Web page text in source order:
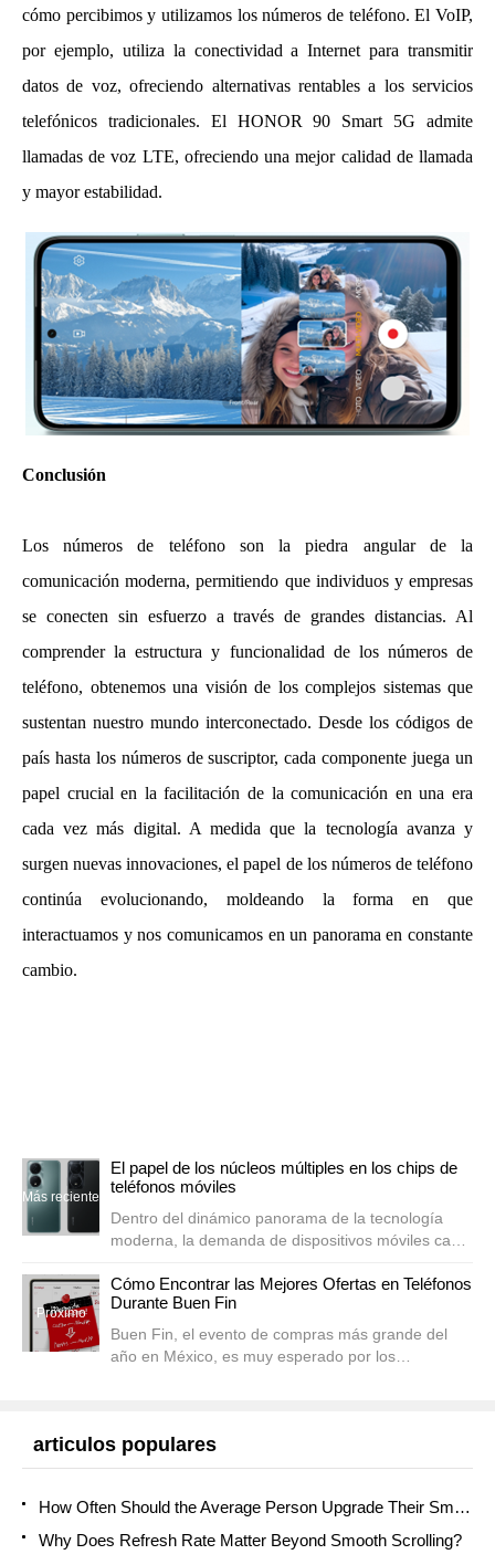
cómo percibimos y utilizamos los números de teléfono. El VoIP,
por ejemplo, utiliza la conectividad a Internet para transmitir
datos de voz, ofreciendo alternativas rentables a los servicios
telefónicos tradicionales. El HONOR 90 Smart 5G admite
llamadas de voz LTE, ofreciendo una mejor calidad de llamada
y mayor estabilidad.
Conclusión
Los números de teléfono son la piedra angular de la
comunicación moderna, permitiendo que individuos y empresas
se conecten sin esfuerzo a través de grandes distancias. Al
comprender la estructura y funcionalidad de los números de
teléfono, obtenemos una visión de los complejos sistemas que
sustentan nuestro mundo interconectado. Desde los códigos de
país hasta los números de suscriptor, cada componente juega un
papel crucial en la facilitación de la comunicación en una era
cada vez más digital. A medida que la tecnología avanza y
surgen nuevas innovaciones, el papel de los números de teléfono
continúa evolucionando, moldeando la forma en que
interactuamos y nos comunicamos en un panorama en constante
cambio.
Más reciente
El papel de los núcleos múltiples en los chips de
teléfonos móviles
Dentro del dinámico panorama de la tecnología
moderna, la demanda de dispositivos móviles cada
sigue creciendo. En el corazón de estos
dispositivos se enc...
Próximo
Cómo Encontrar las Mejores Ofertas en Teléfonos
Durante Buen Fin
Buen Fin, el evento de compras más grande del
año en México, es muy esperado por los
articulos populares
How Often Should the Average Person Upgrade Their Smartphone?
Why Does Refresh Rate Matter Beyond Smooth Scrolling?